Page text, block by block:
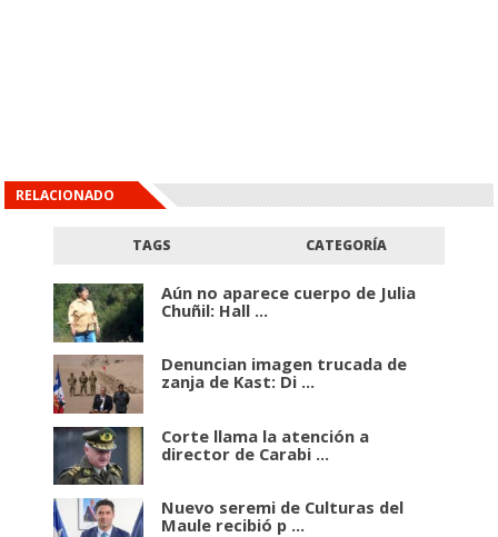
RELACIONADO
TAGS CATEGORÍA
Aún no aparece cuerpo de Julia
Chuñil: Hall ...
Denuncian imagen trucada de
zanja de Kast: Di ...
Corte llama la atención a
director de Carabi ...
Nuevo seremi de Culturas del
Maule recibió p ...